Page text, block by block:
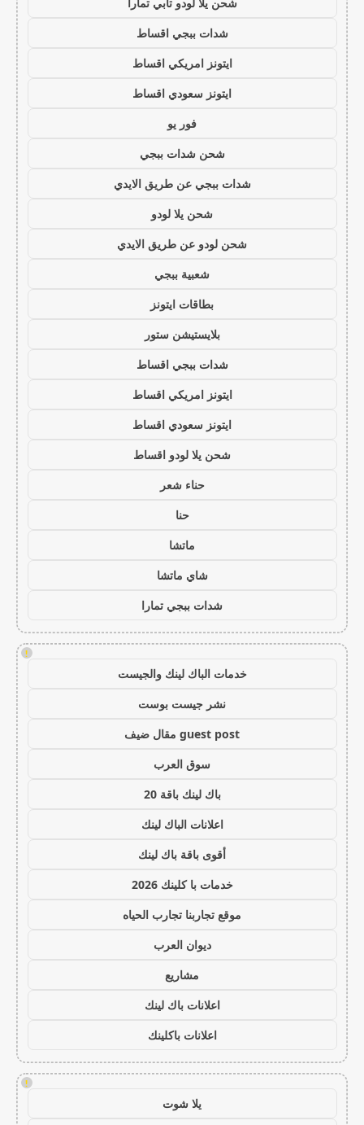
شدات ببجي اقساط
ايتونز امريكي اقساط
ايتونز سعودي اقساط
فور يو
شحن شدات ببجي
شدات ببجي عن طريق الايدي
شحن يلا لودو
شحن لودو عن طريق الايدي
شعبية ببجي
بطاقات ايتونز
بلايستيشن ستور
شدات ببجي اقساط
ايتونز امريكي اقساط
ايتونز سعودي اقساط
شحن يلا لودو اقساط
حناء شعر
حنا
ماتشا
شاي ماتشا
شدات ببجي تمارا
!
خدمات الباك لينك والجيست
نشر جيست بوست
guest post مقال ضيف
سوق العرب
باك لينك باقة 20
اعلانات الباك لينك
أقوى باقة باك لينك
خدمات با كلينك 2026
موقع تجاربنا تجارب الحياه
ديوان العرب
مشاريع
اعلانات باك لينك
اعلانات باكلينك
!
يلا شوت